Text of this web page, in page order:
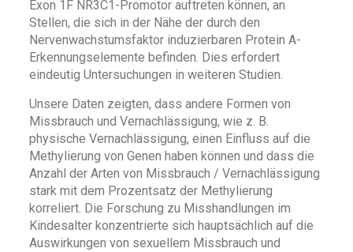
Exon 1F NR3C1-Promotor auftreten können, an
Stellen, die sich in der Nähe der durch den
Nervenwachstumsfaktor induzierbaren Protein A-
Erkennungselemente befinden. Dies erfordert
eindeutig Untersuchungen in weiteren Studien.
Unsere Daten zeigten, dass andere Formen von
Missbrauch und Vernachlässigung, wie z. B.
physische Vernachlässigung, einen Einfluss auf die
Methylierung von Genen haben können und dass die
Anzahl der Arten von Missbrauch / Vernachlässigung
stark mit dem Prozentsatz der Methylierung
korreliert. Die Forschung zu Misshandlungen im
Kindesalter konzentrierte sich hauptsächlich auf die
Auswirkungen von sexuellem Missbrauch und